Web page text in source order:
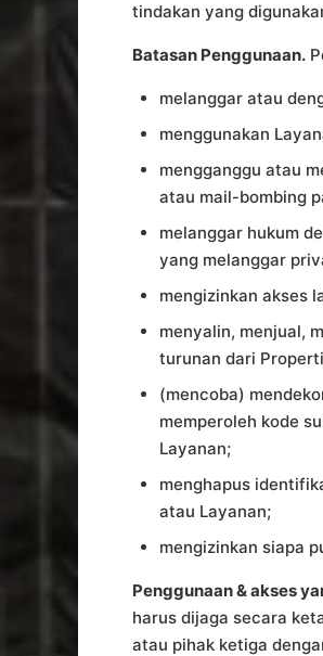
tindakan yang
Batasan Penggunaan.
melanggar atau
menggunakan
mengganggu atau
atau mail-bombing
melanggar hukum
yang melanggar
mengizinkan akses
menyalin, menjual,
turunan dari
(mencoba)
memperoleh kode
Layanan;
menghapus
atau Layanan;
mengizinkan siapa
Penggunaan & akses
harus dijaga secara
atau pihak ketiga